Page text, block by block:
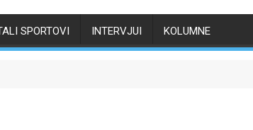
SPORTOVI INTERVJUI KOLUMNE